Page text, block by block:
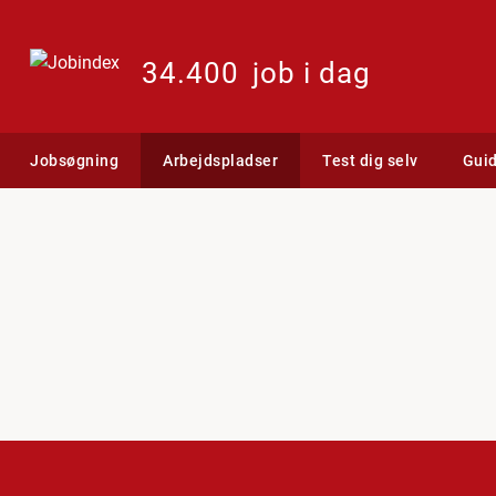
34.400 job i dag
Jobsøgning Arbejdspladser Test dig selv